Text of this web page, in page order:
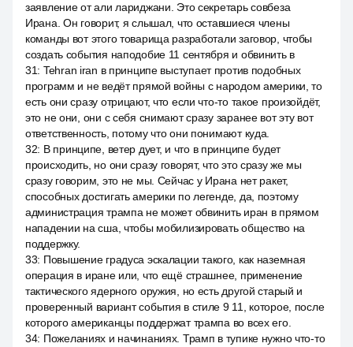
заявление от али лариджани. Это секретарь совбеза
Ирана. Он говорит, я слышал, что оставшиеся члены
команды вот этого товарища разработали заговор, чтобы
создать события наподобие 11 сентября и обвинить в
31: Tehran iran в принципе выступает против подобных
программ и не ведёт прямой войны с народом америки, то
есть они сразу отрицают, что если что-то такое произойдёт,
это не они, они с себя снимают сразу заранее вот эту вот
ответственность, потому что они понимают куда.
32: В принципе, ветер дует, и что в принципе будет
происходить, но они сразу говорят, что это сразу же мы
сразу говорим, это не мы. Сейчас у Ирана нет ракет,
способных достигать америки по легенде, да, поэтому
администрация трампа не может обвинить иран в прямом
нападении на сша, чтобы мобилизировать общество на
поддержку.
33: Повышение градуса эскалации такого, как наземная
операция в иране или, что ещё страшнее, применение
тактического ядерного оружия, но есть другой старый и
проверенный вариант события в стиле 9 11, которое, после
которого американцы поддержат трампа во всех его.
34: Пожеланиях и начинаниях. Трамп в тупике нужно что-то